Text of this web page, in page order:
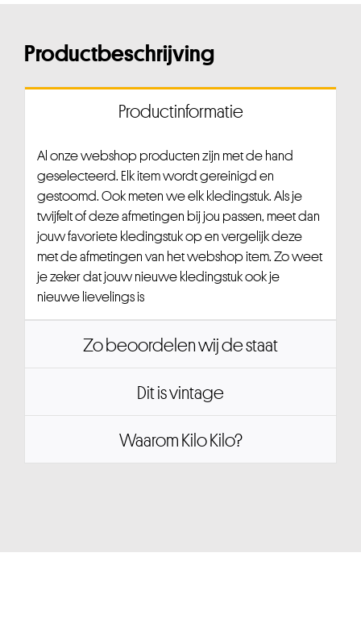
Productbeschrijving
Productinformatie
Al onze webshop producten zijn met de hand
geselecteerd. Elk item wordt gereinigd en
gestoomd. Ook meten we elk kledingstuk. Als je
twijfelt of deze afmetingen bij jou passen, meet dan
jouw favoriete kledingstuk op en vergelijk deze
met de afmetingen van het webshop item. Zo weet
je zeker dat jouw nieuwe kledingstuk ook je
nieuwe lievelings is
Zo beoordelen wij de staat
Dit is vintage
Waarom Kilo Kilo?